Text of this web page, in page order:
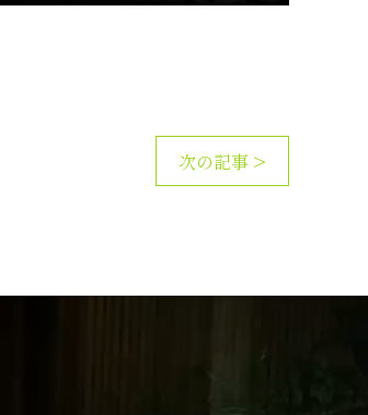
次の記事 >